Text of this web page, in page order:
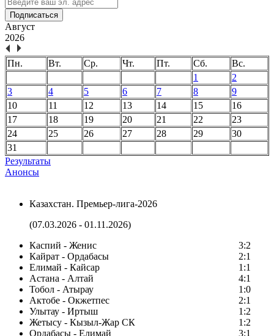
Подписаться
Август
2026
Пн. Вт. Ср. Чт. Пт. Сб.
Вс.
1
2
3
4 5 6 7 8
9
10
11 12 13 14 15
16
17
18 19 20 21 22
23
24
25 26 27 28 29
30
31
Результаты
Анонсы
Казахстан. Премьер-лига-2026
(07.03.2026 - 01.11.2026)
Каспий - Женис
3:2
Кайрат - Ордабасы
2:1
Елимай - Кайсар
1:1
Астана - Алтай
4:1
Тобол - Атырау
1:0
Актобе - Окжетпес
2:1
Улытау - Иртыш
1:2
Жетысу - Кызыл-Жар СК
1:2
Ордабасы - Елимай
3:1